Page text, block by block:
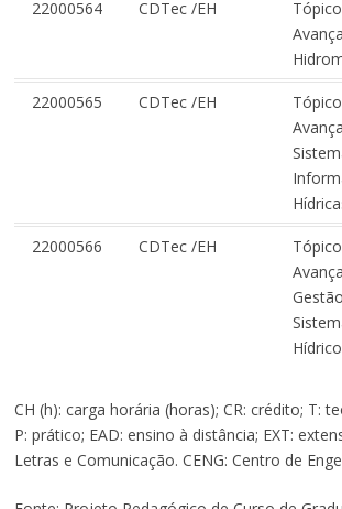
22000564 CDTec /EH
22000565 CDTec /EH
22000566 CDTec /EH
CH (h): carga horária (horas); CR: crédito; T:
P: prático; EAD: ensino à distância; EXT:
Letras e Comunicação. CENG: Centro de